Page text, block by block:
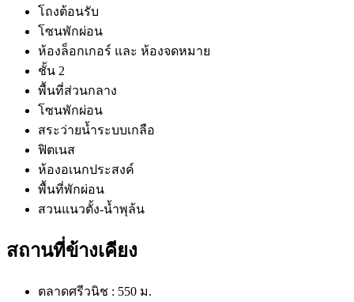
โถงต้อนรับ
โซนพักผ่อน
ห้องล็อกเกอร์ และ ห้องจดหมาย
ชั้น 2
พื้นที่ส่วนกลาง
โซนพักผ่อน
สระว่ายน้ำระบบเกลือ
ฟิตเนส
ห้องอเนกประสงค์
พื้นที่พักผ่อน
สวนแนวตั้ง-น้ำพุล้น
สถานที่ข้างเคียง
ตลาดศรีวนิช : 550 ม.